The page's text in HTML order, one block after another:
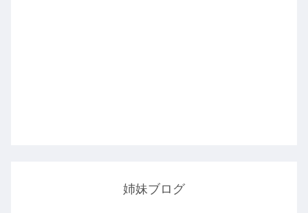
姉妹ブログ